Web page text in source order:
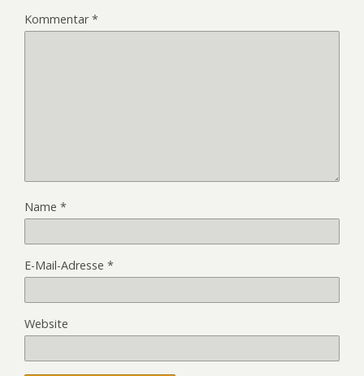
Kommentar*
Name *
E-Mail-Adresse *
Website